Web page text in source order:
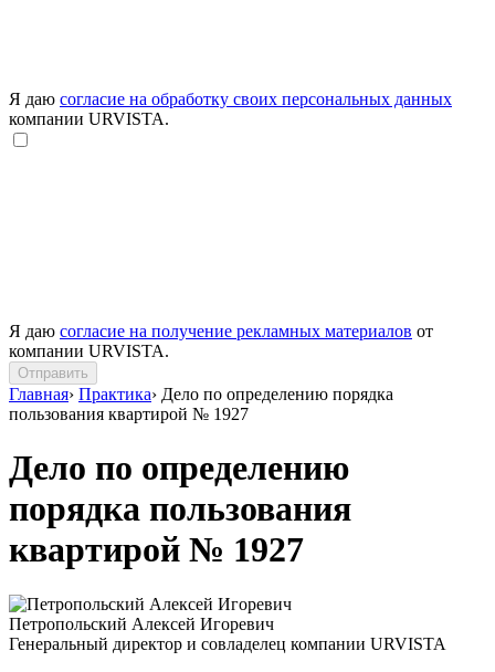
Я даю согласие на обработку своих персональных данных
компании URVISTA.
Я даю согласие на получение рекламных материалов от
компании URVISTA.
Отправить
Главная› Практика› Дело по определению порядка
пользования квартирой № 1927
Дело по определению
порядка пользования
квартирой № 1927
Петропольский Алексей Игоревич
Генеральный директор и совладелец компании URVISTA